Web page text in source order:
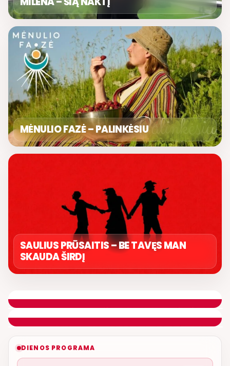
MĖNULIO FAZĖ – PALINKĖSIU
SAULIUS PRŪSAITIS – BE TAVĘS MAN
SKAUDA ŠIRDĮ
DIENOS PROGRAMA